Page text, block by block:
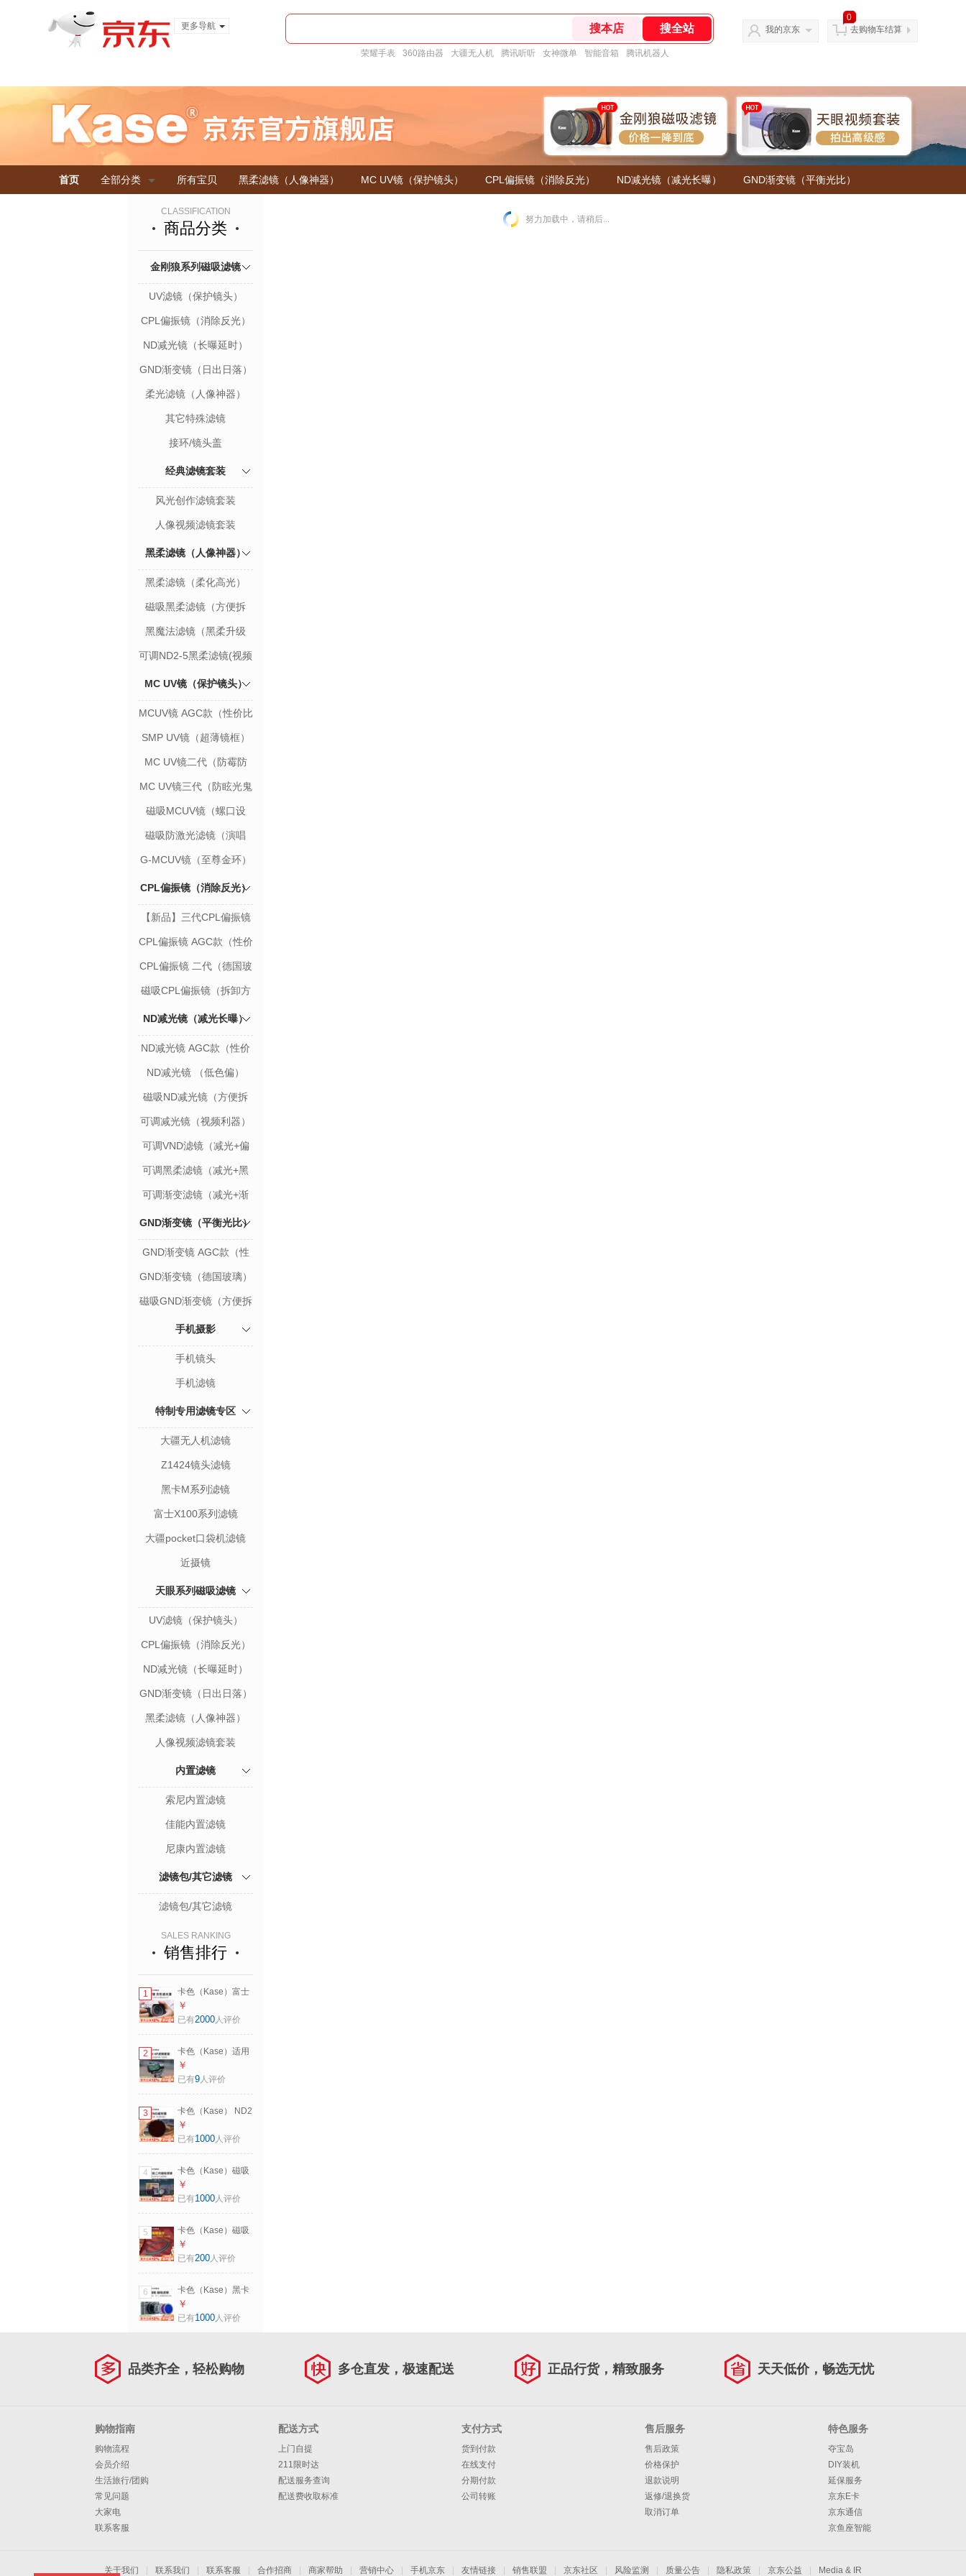
更多导航
荣耀手表 360路由器 大疆无人机 腾讯听听 女神微单 智能音箱 腾讯机器人
我的京东
0
去购物车结算
首页 全部分类 所有宝贝 黑柔滤镜（人像神器） MC UV镜（保护镜头） CPL偏振镜（消除反光） ND减光镜（减光长曝） GND渐变镜（平衡光比）
CLASSIFICATION
商品分类
金刚狼系列磁吸滤镜
UV滤镜（保护镜头）
CPL偏振镜（消除反光）
ND减光镜（长曝延时）
GND渐变镜（日出日落）
柔光滤镜（人像神器）
其它特殊滤镜
接环/镜头盖
经典滤镜套装
风光创作滤镜套装
人像视频滤镜套装
黑柔滤镜（人像神器）
黑柔滤镜（柔化高光）
磁吸黑柔滤镜（方便拆
卸）
黑魔法滤镜（黑柔升级
款）
可调ND2-5黑柔滤镜(视频
MC UV镜（保护镜头）
MCUV镜 AGC款（性价比
款）
SMP UV镜（超薄镜框）
MC UV镜二代（防霉防
MC UV镜三代（防眩光鬼
影）
磁吸MCUV镜（螺口设
计）
磁吸防激光滤镜（演唱
会）
G-MCUV镜（至尊金环）
CPL偏振镜（消除反光）
【新品】三代CPL偏振镜
CPL偏振镜 AGC款（性价
比款）
CPL偏振镜 二代（德国玻
璃）
磁吸CPL偏振镜（拆卸方
ND减光镜（减光长曝）
ND减光镜 AGC款（性价
比款）
ND减光镜 （低色偏）
磁吸ND减光镜（方便拆
卸）
可调减光镜（视频利器）
可调VND滤镜（减光+偏
振）
可调黑柔滤镜（减光+黑
柔）
可调渐变滤镜（减光+渐
GND渐变镜（平衡光比）
GND渐变镜 AGC款（性
价比款）
GND渐变镜（德国玻璃）
磁吸GND渐变镜（方便拆
手机摄影
手机镜头
手机滤镜
特制专用滤镜专区
大疆无人机滤镜
Z1424镜头滤镜
黑卡M系列滤镜
富士X100系列滤镜
大疆pocket口袋机滤镜
近摄镜
天眼系列磁吸滤镜
UV滤镜（保护镜头）
CPL偏振镜（消除反光）
ND减光镜（长曝延时）
GND渐变镜（日出日落）
黑柔滤镜（人像神器）
人像视频滤镜套装
内置滤镜
索尼内置滤镜
佳能内置滤镜
尼康内置滤镜
滤镜包/其它滤镜
滤镜包/其它滤镜
SALES RANKING
销售排行
1
卡色（Kase）富士
X100Vi滤镜 UV镜
多层镀膜滤镜方形
X100T高清低反射
相机镜头保护镜 磁
吸滤镜MCUV
Ⅲ【银色】
￥
已有2000人评价
2
卡色（Kase）适用
DJI 大疆 Osmo
Pocket4 P滤镜 口
ND减光镜 适用
pocket4P 【可调
ND1.5-5】【防过
曝1-5档】
￥
已有9人评价
3
卡色（Kase） ND2
代减光镜 B270圆形
减光镜 中灰密度镜
器滤镜富士佳能尼
康 ND64(减6档）
82mm
￥
已有1000人评价
4
卡色（Kase）磁吸
套装滤镜套装
MCUV镜 CPL ND8
GND渐变灰镜金刚
狼炫彩二代
CPL+ND8/64/1000+滤
镜包【大师套装】
77mm
￥
已有1000人评价
5
卡色（Kase）磁吸
滤镜转接环【只适
用卡色磁吸滤镜】
头转接器 72mm镜
头转77mm滤镜
￥
已有200人评价
6
卡色（Kase）黑卡
相机磁吸UV镜 ND
减光镜 GND渐变镜
G7X M6 磁吸镜头
￥
已有1000人评价
努力加载中，请稍后...
品类齐全，轻松购物 多仓直发，极速配送 正品行货，精致服务 天天低价，畅选无忧
购物指南
购物流程
会员介绍
生活旅行/团购
常见问题
大家电
联系客服
配送方式
上门自提
211限时达
配送服务查询
配送费收取标准
支付方式
货到付款
在线支付
分期付款
公司转账
售后服务
售后政策
价格保护
退款说明
返修/退换货
取消订单
特色服务
夺宝岛
DIY装机
延保服务
京东E卡
京东通信
京鱼座智能
关于我们 联系我们 联系客服 合作招商 商家帮助 营销中心 手机京东 友情链接 销售联盟 京东社区 风险监测 质量公告 隐私政策 京东公益 Media & IR